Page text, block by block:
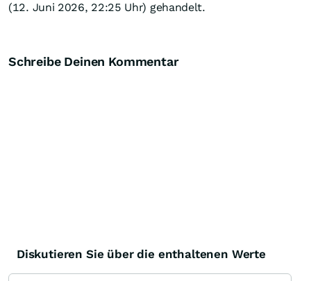
(12. Juni 2026, 22:25 Uhr) gehandelt.
Schreibe Deinen Kommentar
Diskutieren Sie über die enthaltenen Werte